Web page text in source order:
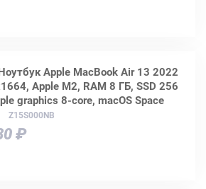
Apple MacBook Air 13 2022
Apple M2, RAM 8 ГБ, SSD 256
graphics 8-core, macOS Space
Z15S000NB
₽